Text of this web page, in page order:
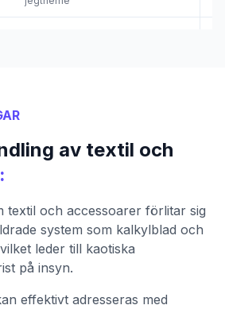
av textil och
:
textil och accessoarer förlitar sig
system som kalkylblad och
leder till kaotiska
på insyn.
effektivt adresseras med